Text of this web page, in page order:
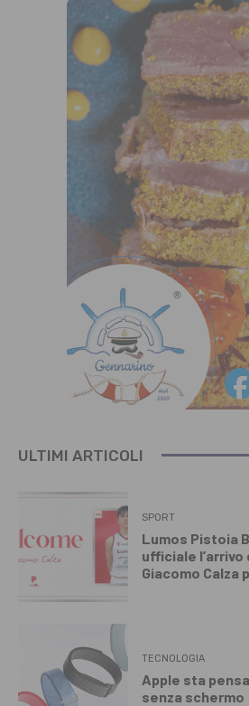
ULTIMI ARTICOLI
SPORT
Lumos Pistoia
ufficiale
Giacomo Calza
TECNOLOGIA
Apple sta
senza schermo